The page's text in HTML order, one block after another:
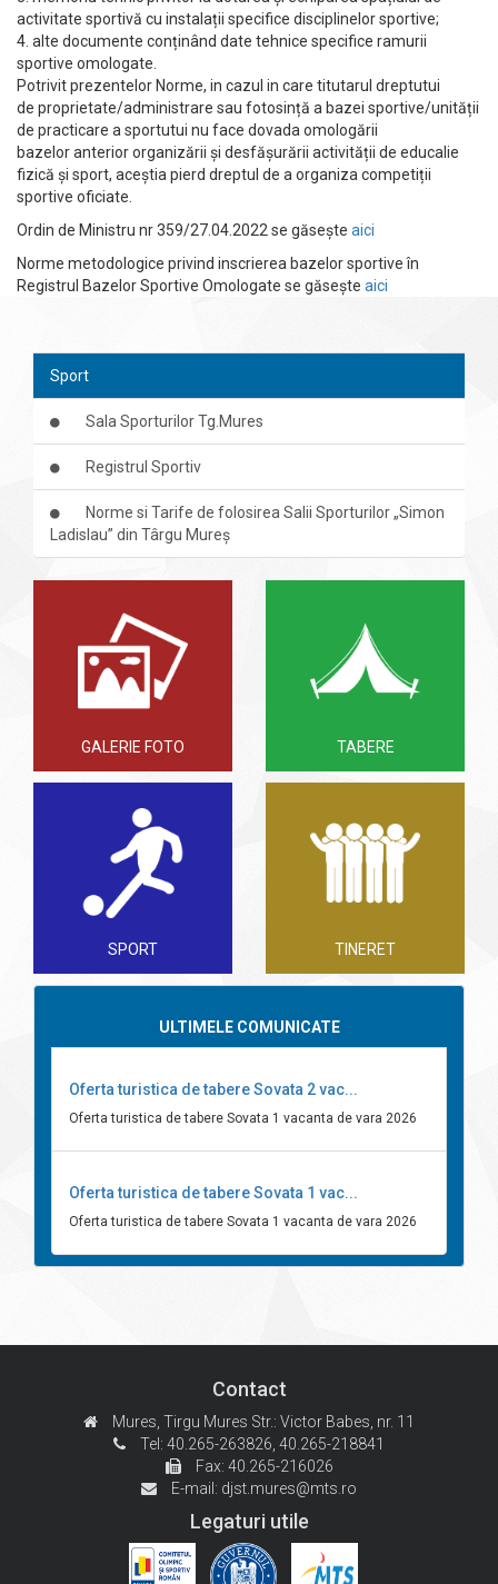
activitate sportivă cu instalații specifice disciplinelor sportive;
4. alte documente conținând date tehnice specifice ramurii
sportive omologate.
Potrivit prezentelor Norme, in cazul in care titutarul dreptutui
de proprietate/administrare sau fotosință a bazei sportive/unității
de practicare a sportutui nu face dovada omologării
bazelor anterior organizării și desfășurării activității de educalie
fizică și sport, aceștia pierd dreptul de a organiza competiții
sportive oficiate.
Ordin de Ministru nr 359/27.04.2022 se găsește aici
Norme metodologice privind inscrierea bazelor sportive în
Registrul Bazelor Sportive Omologate se găsește aici
Sport
Sala Sporturilor Tg.Mures
Registrul Sportiv
Norme si Tarife de folosirea Salii Sporturilor „Simon
Ladislau” din Târgu Mureș
GALERIE FOTO TABERE
SPORT TINERET
ULTIMELE COMUNICATE
Oferta turistica de tabere Sovata 2 vac...
Oferta turistica de tabere Sovata 1 vacanta de vara 2026
Oferta turistica de tabere Sovata 1 vac...
Oferta turistica de tabere Sovata 1 vacanta de vara 2026
Contact
Mures, Tirgu Mures Str.: Victor Babes, nr. 11
Tel: 40.265-263826, 40.265-218841
Fax: 40.265-216026
E-mail: djst.mures@mts.ro
Legaturi utile